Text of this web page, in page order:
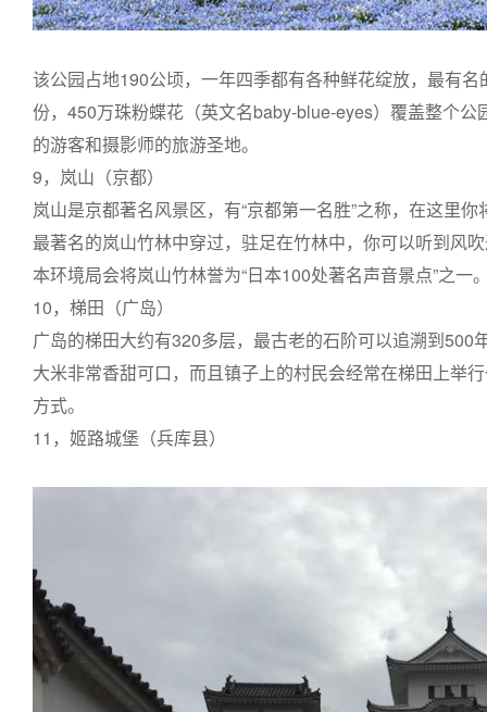
该公园占地190公顷，一年四季都有各种鲜花绽放，最有
份，450万珠粉蝶花（英文名baby-blue-eyes）覆盖整个
的游客和摄影师的旅游圣地。
9，岚山（京都）
岚山是京都著名风景区，有“京都第一名胜”之称，在这里
最著名的岚山竹林中穿过，驻足在竹林中，你可以听到风
本环境局会将岚山竹林誉为“日本100处著名声音景点”之一
10，梯田（广岛）
广岛的梯田大约有320多层，最古老的石阶可以追溯到500
大米非常香甜可口，而且镇子上的村民会经常在梯田上举
方式。
11，姬路城堡（兵库县）